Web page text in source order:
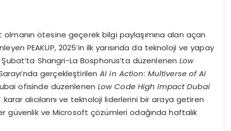
ötesine geçerek bilgi paylaşımına alan açan
PEAKUP, 2025’in ilk yarısında da teknoloji ve yapay
Shangri-La Bosphorus’ta düzenlenenLow
gerçekleştirilenAI in Action: Multiverse of AI
ofisinde düzenlenen Low Code High Impact Dubai
alıcılarını ve teknoloji liderlerini bir araya getiren
güvenlik ve Microsoft çözümleri odağında haftalık